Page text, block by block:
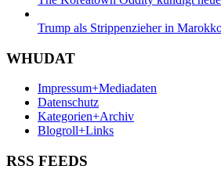
Trump als Strippenzieher in
WHUDAT
Impressum+Mediadaten
Datenschutz
Kategorien+Archiv
Blogroll+Links
RSS FEEDS